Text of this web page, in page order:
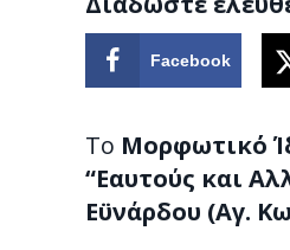
Facebook
Το Μορφωτικό
“Εαυτούς και
Εϋνάρδου (Αγ.